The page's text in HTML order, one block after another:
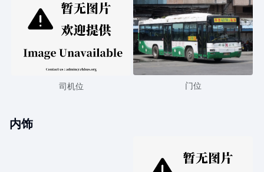
司机位 门位
内饰